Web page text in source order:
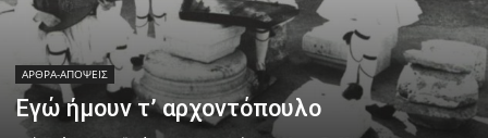
ΑΡΘΡΑ-ΑΠΟΨΕΙΣ
Εγώ ήμουν τ’ αρχοντόπουλο